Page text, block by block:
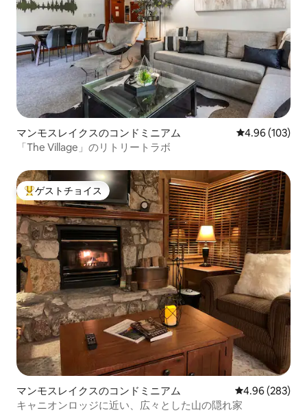
マンモスレイクスのコンドミニアム レビュー103
4.96 (103)
「The Village」のリトリートラボ
大好評のゲストチョイスです。
ゲストチョイス
マンモスレイクスのコンドミニアム レビュー283
4.96 (283)
キャニオンロッジに近い、広々とした山の隠れ家